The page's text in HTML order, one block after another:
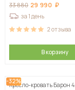
33 880 29 990
за 1 день
2отзыва
В корзину
-32%
Кресло-кровать Барон 4